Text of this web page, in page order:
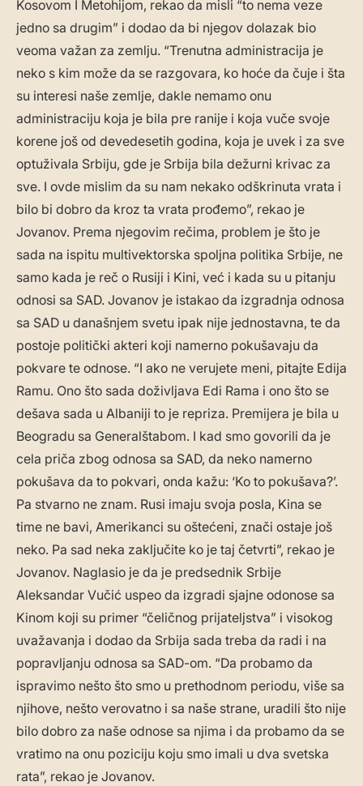
Kosovom I Metohijom, rekao da misli “to nema veze
jedno sa drugim” i dodao da bi njegov dolazak bio
veoma važan za zemlju. “Trenutna administracija je
neko s kim može da se razgovara, ko hoće da čuje i šta
su interesi naše zemlje, dakle nemamo onu
administraciju koja je bila pre ranije i koja vuče svoje
korene još od devedesetih godina, koja je uvek i za sve
optuživala Srbiju, gde je Srbija bila dežurni krivac za
sve. I ovde mislim da su nam nekako odškrinuta vrata i
bilo bi dobro da kroz ta vrata prođemo”, rekao je
Jovanov. Prema njegovim rečima, problem je što je
sada na ispitu multivektorska spoljna politika Srbije, ne
samo kada je reč o Rusiji i Kini, već i kada su u pitanju
odnosi sa SAD. Jovanov je istakao da izgradnja odnosa
sa SAD u današnjem svetu ipak nije jednostavna, te da
postoje politički akteri koji namerno pokušavaju da
pokvare te odnose. “I ako ne verujete meni, pitajte Edija
Ramu. Ono što sada doživljava Edi Rama i ono što se
dešava sada u Albaniji to je repriza. Premijera je bila u
Beogradu sa Generalštabom. I kad smo govorili da je
cela priča zbog odnosa sa SAD, da neko namerno
pokušava da to pokvari, onda kažu: ‘Ko to pokušava?’.
Pa stvarno ne znam. Rusi imaju svoja posla, Kina se
time ne bavi, Amerikanci su oštećeni, znači ostaje još
neko. Pa sad neka zaključite ko je taj četvrti”, rekao je
Jovanov. Naglasio je da je predsednik Srbije
Aleksandar Vučić uspeo da izgradi sjajne odonose sa
Kinom koji su primer “čeličnog prijateljstva” i visokog
uvažavanja i dodao da Srbija sada treba da radi i na
popravljanju odnosa sa SAD-om. “Da probamo da
ispravimo nešto što smo u prethodnom periodu, više sa
njihove, nešto verovatno i sa naše strane, uradili što nije
bilo dobro za naše odnose sa njima i da probamo da se
vratimo na onu poziciju koju smo imali u dva svetska
rata”, rekao je Jovanov.